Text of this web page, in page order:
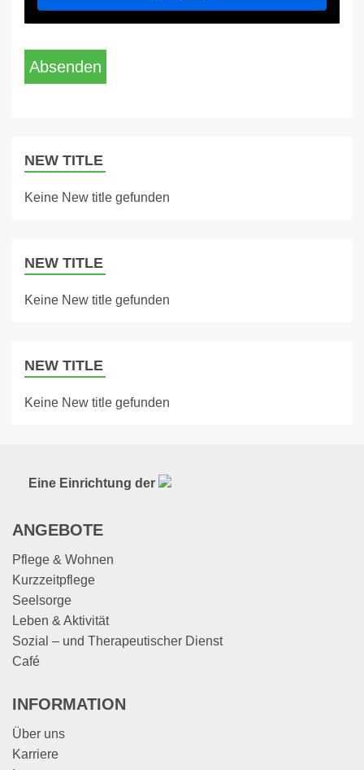
Absenden
NEW TITLE
Keine New title gefunden
NEW TITLE
Keine New title gefunden
NEW TITLE
Keine New title gefunden
Eine Einrichtung der
ANGEBOTE
Pflege & Wohnen
Kurzzeitpflege
Seelsorge
Leben & Aktivität
Sozial – und Therapeutischer Dienst
Café
INFORMATION
Über uns
Karriere